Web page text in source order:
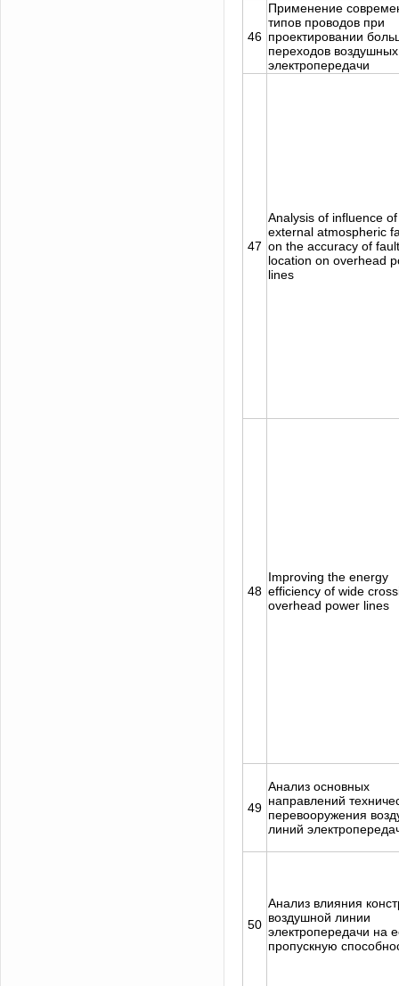
46
Применение
типов проводов при
проектировании
переходов
электропередачи
47
Analysis of influence of
external atmospheric
on the accuracy of fault
location on overhead
lines
48
Improving the energy
efficiency of wide
overhead power lines
49
Анализ основных
направлений
перевооружения
линий
50
Анализ влияния
воздушной линии
электропередачи на
пропускную